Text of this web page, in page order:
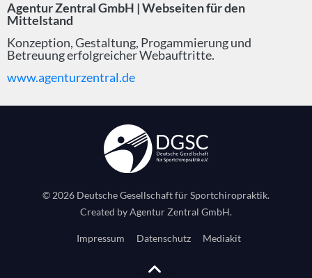
Agentur Zentral GmbH | Webseiten für den
Mittelstand
Konzeption, Gestaltung, Progammierung und
Betreuung erfolgreicher Webauftritte.
www.agenturzentral.de
© 2026 Deutsche Gesellschaft für Sportchiropraktik.
Created byAgentur Zentral GmbH.
Impressum Datenschutz Mediakit